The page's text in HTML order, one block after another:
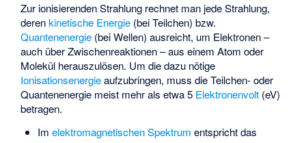
Zur ionisierenden Strahlung rechnet man jede Strahlung,
derenkinetische Energie (bei Teilchen) bzw.
Quantenenergie (bei Wellen) ausreicht, um Elektronen –
auch über Zwischenreaktionen – aus einem Atom oder
Molekül herauszulösen. Um die dazu nötige
Ionisationsenergieaufzubringen, muss die Teilchen- oder
Quantenenergie meist mehr als etwa 5 Elektronenvolt (eV)
betragen.
Im elektromagnetischen Spektrum entspricht das